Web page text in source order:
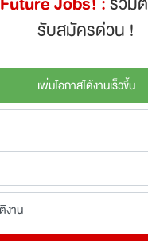
รับสมัครด่วน !
เพิ่มโอกาสได้งานเร็วขึ้น